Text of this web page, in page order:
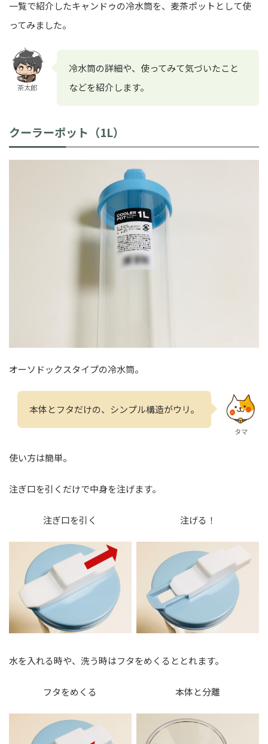
一覧で紹介したキャンドゥの冷水筒を、麦茶ポットとして使
ってみました。
茶太郎
冷水筒の詳細や、使ってみて気づいたこと
などを紹介します。
クーラーポット（1L）
オーソドックスタイプの冷水筒。
本体とフタだけの、シンプル構造がウリ。
タマ
使い方は簡単。
注ぎ口を引くだけで中身を注げます。
注ぎ口を引く 注げる！
水を入れる時や、洗う時はフタをめくるととれます。
フタをめくる 本体と分離